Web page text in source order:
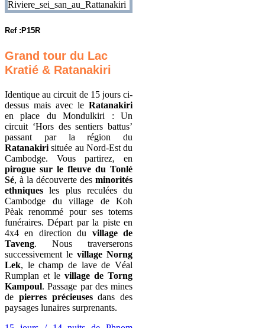
Ref :P15R
Grand tour du Lac
Kratié & Ratanakiri
Identique au circuit de 15 jours ci-
dessus mais avec le Ratanakiri
en place du Mondulkiri : Un
circuit ‘Hors des sentiers battus’
passant par la région du
Ratanakiri située au Nord-Est du
Cambodge. Vous partirez, en
pirogue sur le fleuve du Tonlé
Sé, à la découverte des minorités
ethniques les plus reculées du
Cambodge du village de Koh
Pèak renommé pour ses totems
funéraires. Départ par la piste en
4x4 en direction du village de
Taveng. Nous traverserons
successivement le village Norng
Lek, le champ de lave de Véal
Rumplan et le village de Torng
Kampoul. Passage par des mines
de pierres précieusesdans des
paysages lunaires surprenants.